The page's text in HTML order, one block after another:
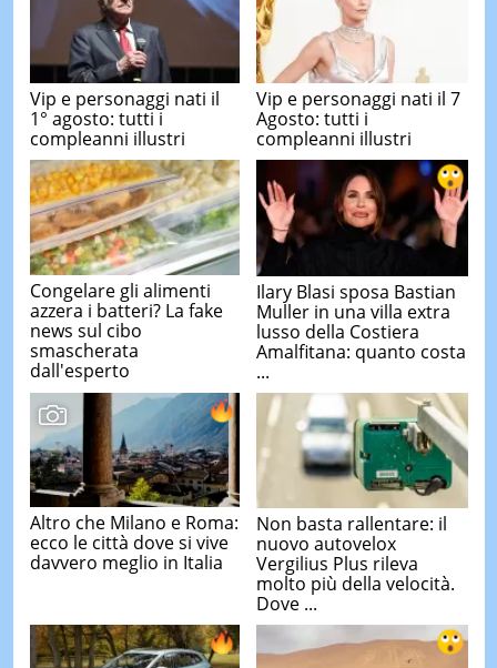
Vip e personaggi nati il
1° agosto: tutti i
compleanni illustri
Vip e personaggi nati il 7
Agosto: tutti i
compleanni illustri
Congelare gli alimenti
azzera i batteri? La fake
news sul cibo
smascherata
dall'esperto
Ilary Blasi sposa Bastian
Muller in una villa extra
lusso della Costiera
Amalfitana: quanto costa
...
Altro che Milano e Roma:
ecco le città dove si vive
davvero meglio in Italia
Non basta rallentare: il
nuovo autovelox
Vergilius Plus rileva
molto più della velocità.
Dove ...